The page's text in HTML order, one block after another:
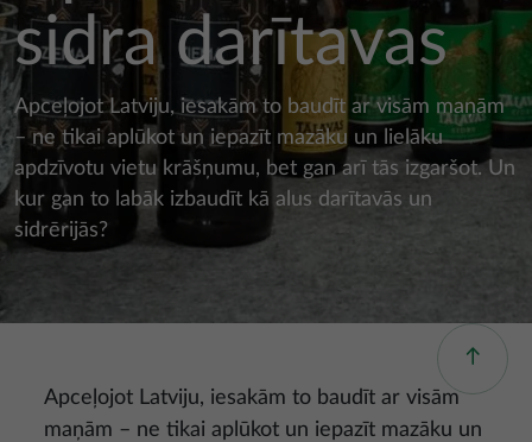
sidra darītavas
Apceļojot Latviju, iesakām to baudīt ar visām maņām
– ne tikai aplūkot un iepazīt mazāku un lielāku
apdzīvotu vietu krāšņumu, bet gan arī tās izgaršot. Un
kur gan to labāk izbaudīt kā alus darītavās un
sidrērijās?
Apceļojot Latviju, iesakām to baudīt ar visām
maņām – ne tikai aplūkot un iepazīt mazāku un